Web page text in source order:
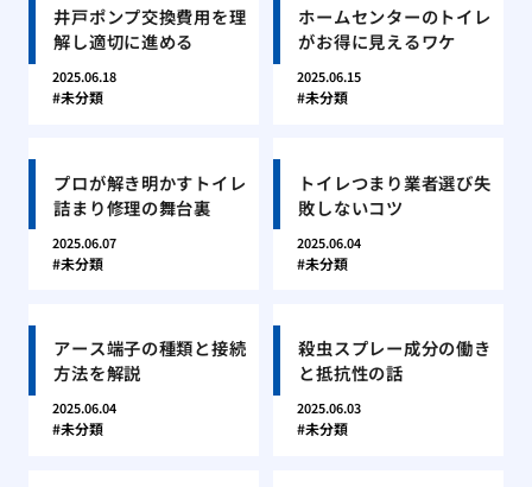
井戸ポンプ交換費用を理
解し適切に進める
2025.06.18
未分類
ホームセンターのトイレ
がお得に見えるワケ
2025.06.15
未分類
プロが解き明かすトイレ
詰まり修理の舞台裏
2025.06.07
未分類
トイレつまり業者選び失
敗しないコツ
2025.06.04
未分類
アース端子の種類と接続
方法を解説
2025.06.04
未分類
殺虫スプレー成分の働き
と抵抗性の話
2025.06.03
未分類